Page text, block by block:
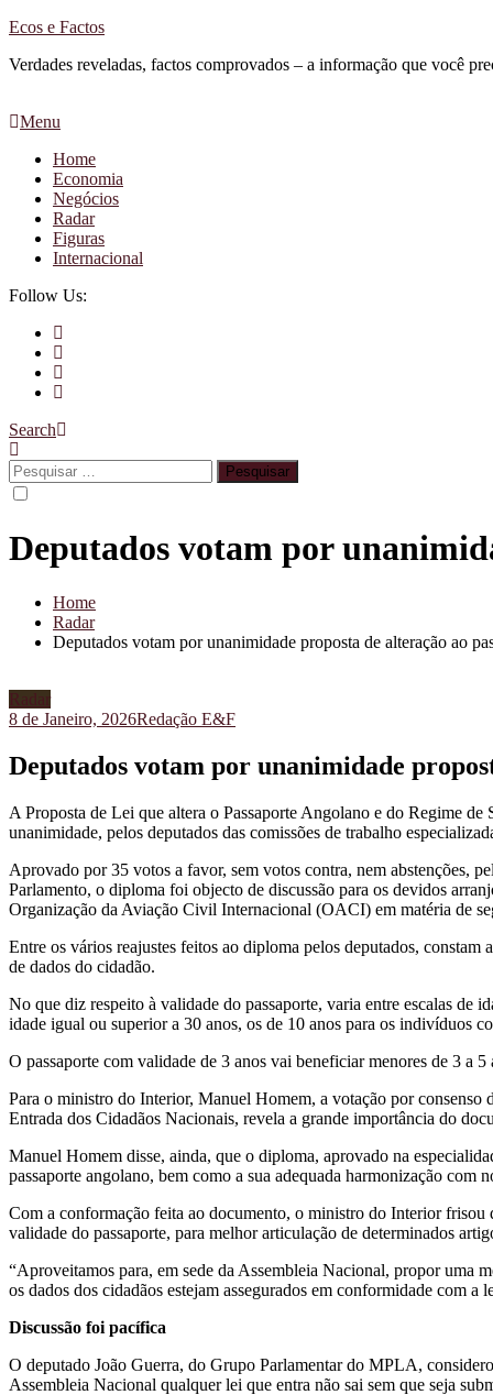
Skip
Content
Ecos e Factos
Verdades reveladas, factos comprovados – a informação que você
Menu
Home
Economia
Negócios
Radar
Figuras
Internacional
Follow Us:
Search
Pesquisar
por:
Deputados votam por
Home
Radar
Deputados votam por unanimidade proposta de alteração ao
Radar
8 de Janeiro, 2026Redação E&F
Deputados votam por unanimidade
A Proposta de Lei que altera o Passaporte Angolano e do Regime
unanimidade, pelos deputados das comissões de trabalho
Aprovado por 35 votos a favor, sem votos contra, nem abstenções,
Parlamento, o diploma foi objecto de discussão para os devidos
Organização da Aviação Civil Internacional (OACI) em matéria de
Entre os vários reajustes feitos ao diploma pelos deputados,
de dados do cidadão.
No que diz respeito à validade do passaporte, varia entre escalas de
idade igual ou superior a 30 anos, os de 10 anos para os indivíduos
O passaporte com validade de 3 anos vai beneficiar menores de 3 a
Para o ministro do Interior, Manuel Homem, a votação por consenso
Entrada dos Cidadãos Nacionais, revela a grande importância do
Manuel Homem disse, ainda, que o diploma, aprovado na
passaporte angolano, bem como a sua adequada harmonização
Com a conformação feita ao documento, o ministro do Interior
validade do passaporte, para melhor articulação de determinados
“Aproveitamos para, em sede da Assembleia Nacional, propor uma
os dados dos cidadãos estejam assegurados em conformidade com a
Discussão foi pacífica
O deputado João Guerra, do Grupo Parlamentar do MPLA,
Assembleia Nacional qualquer lei que entra não sai sem que seja